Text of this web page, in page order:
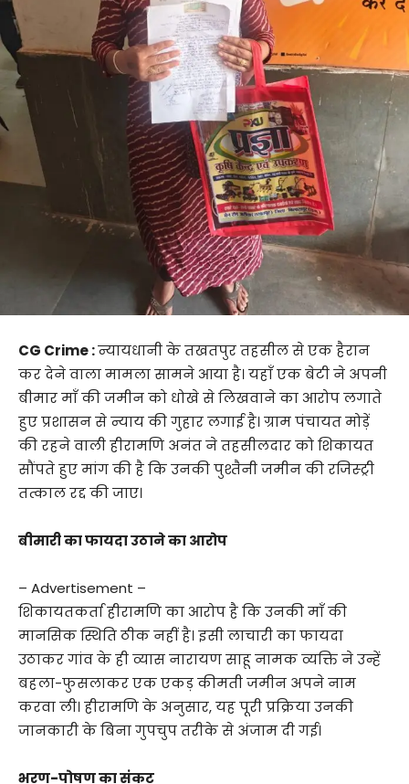
CG Crime :न्यायधानी के तखतपुर तहसील से एक हैरान
कर देने वाला मामला सामने आया है। यहाँ एक बेटी ने अपनी
बीमार माँ की जमीन को धोखे से लिखवाने का आरोप लगाते
हुए प्रशासन से न्याय की गुहार लगाई है। ग्राम पंचायत मोड़ें
की रहने वाली हीरामणि अनंत ने तहसीलदार को शिकायत
सौंपते हुए मांग की है कि उनकी पुश्तैनी जमीन की रजिस्ट्री
तत्काल रद्द की जाए।
बीमारी का फायदा उठाने का आरोप
– Advertisement –
शिकायतकर्ता हीरामणि का आरोप है कि उनकी माँ की
मानसिक स्थिति ठीक नहीं है। इसी लाचारी का फायदा
उठाकर गांव के ही व्यास नारायण साहू नामक व्यक्ति ने उन्हें
बहला-फुसलाकर एक एकड़ कीमती जमीन अपने नाम
करवा ली। हीरामणि के अनुसार, यह पूरी प्रक्रिया उनकी
जानकारी के बिना गुपचुप तरीके से अंजाम दी गई।
भरण-पोषण का संकट